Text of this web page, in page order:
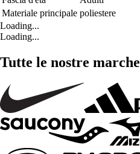
Materiale principale poliestere
Loading...
Loading...
Tutte le nostre marche